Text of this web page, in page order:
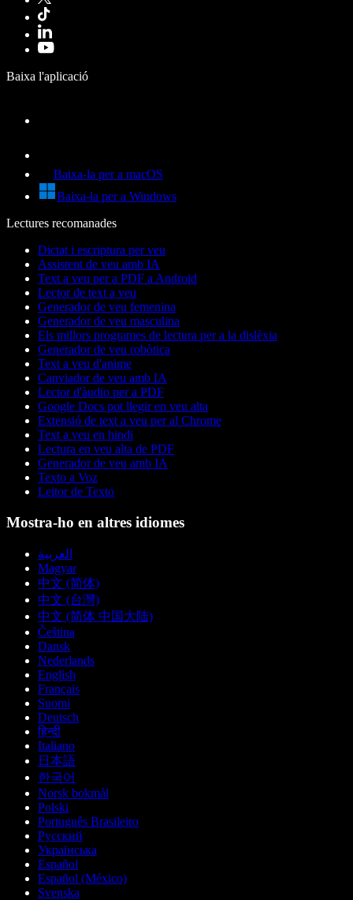
Baixa l'aplicació
Baixa-la per a macOS
Baixa-la per a Windows
Lectures recomanades
Dictat i escriptura per veu
Assistent de veu amb IA
Text a veu per a PDF a Android
Lector de text a veu
Generador de veu femenina
Generador de veu masculina
Els millors programes de lectura per a la dislèxia
Generador de veu robòtica
Text a veu d'anime
Canviador de veu amb IA
Lector d'àudio per a PDF
Google Docs pot llegir en veu alta
Extensió de text a veu per al Chrome
Text a veu en hindi
Lectura en veu alta de PDF
Generador de veu amb IA
Texto a Voz
Leitor de Texto
Mostra-ho en altres idiomes
العربية
Magyar
中文 (简体)
中文 (台灣)
中文 (简体 中国大陆)
Čeština
Dansk
Nederlands
English
Français
Suomi
Deutsch
हिन्दी
Italiano
日本語
한국어
Norsk bokmål
Polski
Português Brasileiro
Русский
Українська
Español
Español (México)
Svenska